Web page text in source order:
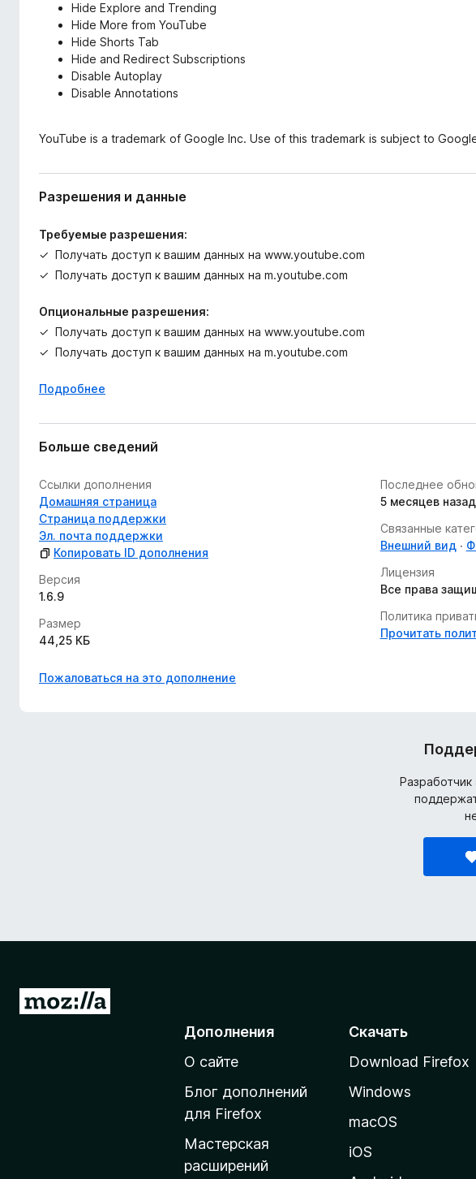
Hide Explore and Trending
Hide More from YouTube
Hide Shorts Tab
Hide and Redirect Subscriptions
Disable Autoplay
Disable Annotations
YouTube is a trademark of Google Inc. Use of this trademark is subject to
Разрешения и данные
Требуемые разрешения:
Получать доступ к вашим данных на www.youtube.com
Получать доступ к вашим данных на m.youtube.com
Опциональные разрешения:
Получать доступ к вашим данных на www.youtube.com
Получать доступ к вашим данных на m.youtube.com
Подробнее
Больше сведений
Ссылки дополнения
Домашняя страница
Страница поддержки
Эл. почта поддержки
Копировать ID дополнения
Версия
1.6.9
Размер
44,25 КБ
Последнее
5 месяцев
Связанные
Внешний вид
Лицензия
Все права
Политика
Прочитать
Пожаловаться на это дополнение
П
Дополнения
О сайте
Блог дополнений
для Firefox
Мастерская
расширений
Скачать
Download Firefox
Windows
macOS
iOS